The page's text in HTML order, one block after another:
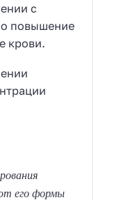
с
повышение
крови.
его формы